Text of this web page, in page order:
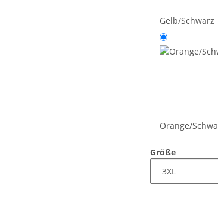
Gelb/Schwarz
Orange/
Größe